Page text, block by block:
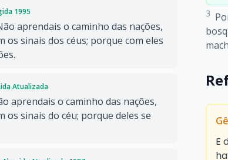
1995
aprendais o caminho das nações,
os sinais dos céus; porque com eles
Atualizada
aprendais o caminho das nações,
os sinais do céu; porque deles se
3
E